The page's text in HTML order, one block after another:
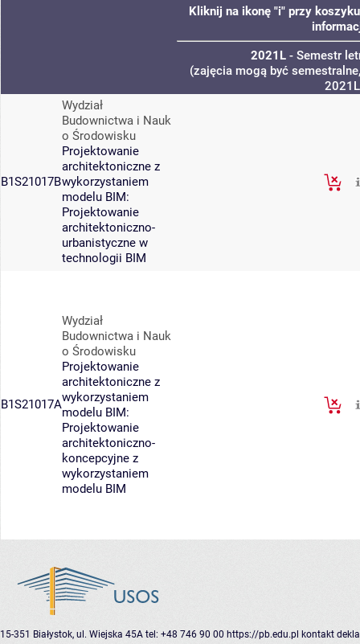
Kliknij na ikonę "i" przy
2021L- Semestr
(zajęcia mogą być
2021L
B1S21017B
Wydział
Budownictwa i Nauk
o Środowisku
Projektowanie
architektoniczne z
wykorzystaniem
modelu BIM:
Projektowanie
architektoniczno-
urbanistyczne w
technologii BIM
B1S21017A
Wydział
Budownictwa i Nauk
o Środowisku
Projektowanie
architektoniczne z
wykorzystaniem
modelu BIM:
Projektowanie
architektoniczno-
koncepcyjne z
wykorzystaniem
modelu BIM
15-351 Białystok, ul. Wiejska 45A tel: +48 746 90 00 https://pb.edu.pl kontakt